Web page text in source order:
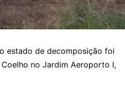
estado de decomposição foi
no Jardim Aeroporto I,